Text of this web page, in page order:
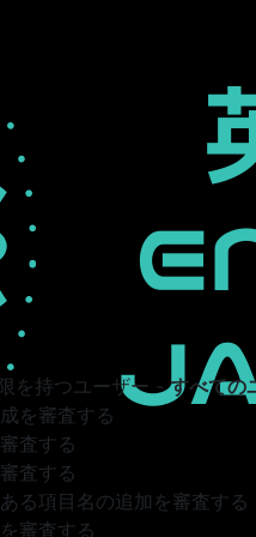
を持つユーザー -すべての
を審査する
査する
査する
る項目名の追加を審査する
審査する